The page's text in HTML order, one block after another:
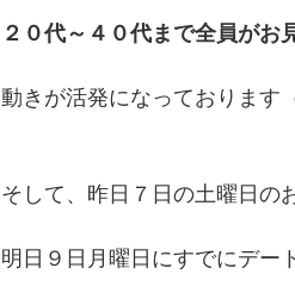
２０代～４０代まで全員がお
動きが活発になっております
そして、昨日７日の土曜日の
明日９日月曜日にすでにデー